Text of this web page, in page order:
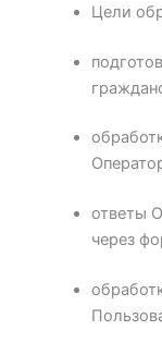
Цели
ответы
через